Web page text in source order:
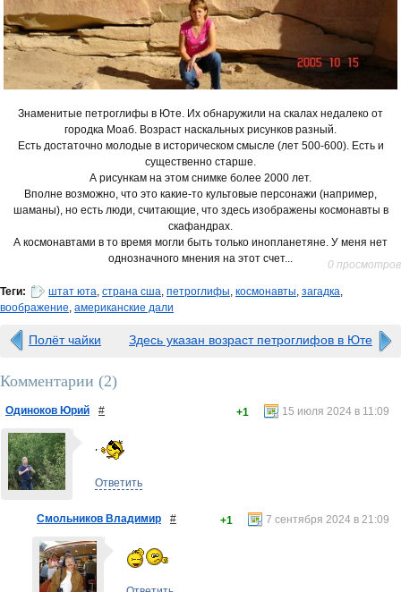
Знаменитые петроглифы в Юте. Их обнаружили на скалах недалеко от
городка Моаб. Возраст наскальных рисунков разный.
Есть достаточно молодые в историческом смысле (лет 500-600). Есть и
существенно старше.
А рисункам на этом снимке более 2000 лет.
Вполне возможно, что это какие-то культовые персонажи (например,
шаманы), но есть люди, считающие, что здесь изображены космонавты в
скафандрах.
А космонавтами в то время могли быть только инопланетяне. У меня нет
однозначного мнения на этот счет...
0 просмотров
Теги: штат юта, страна сша, петроглифы, космонавты, загадка,
воображение, американские дали
Полёт чайки Здесь указан возраст петроглифов в Юте
Комментарии (2)
Одиноков Юрий # 15 июля 2024 в 11:09
+1
Ответить
Смольников Владимир # 7 сентября 2024 в 21:09
+1